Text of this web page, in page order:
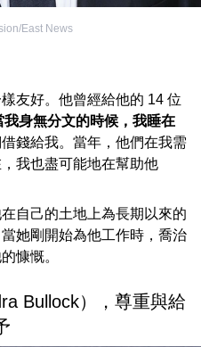
East News
友好。他曾經給他的 14 位
我身無分文的時候，我睡在
錢給我。當年，他們在我需
我也盡可能地在幫助他
自己的土地上為長期以來的
當她剛開始為他工作時，喬治
慷慨。
Bullock），尊重與給